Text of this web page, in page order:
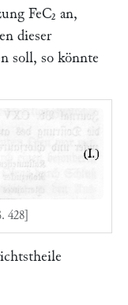
FeC₂ an,
dieser
soll, so könnte
428]